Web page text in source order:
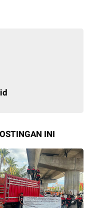
INI